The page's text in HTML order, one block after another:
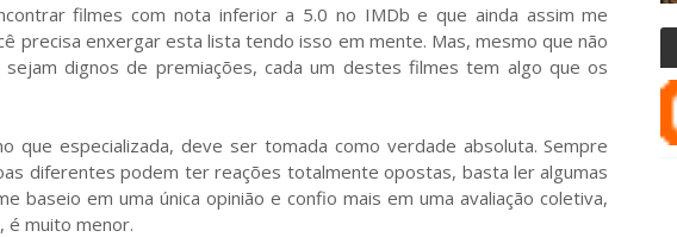
filmes com nota inferior a 5.0 no IMDb e que ainda assim me
precisa enxergar esta lista tendo isso em mente. Mas, mesmo que não
dignos de premiações, cada um destes filmes tem algo que os
que especializada, deve ser tomada como verdade absoluta. Sempre
diferentes podem ter reações totalmente opostas, basta ler algumas
baseio em uma única opinião e confio mais em uma avaliação coletiva,
é muito menor.